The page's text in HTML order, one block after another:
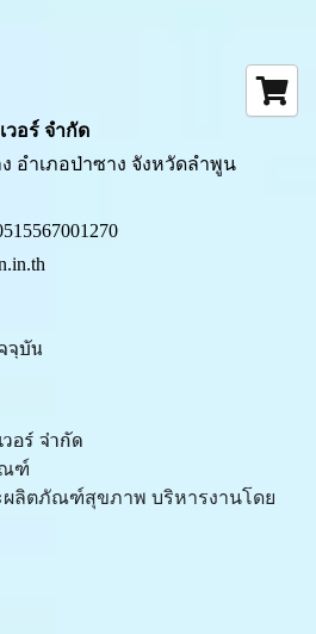
วอร์ จำกัด
อำเภอป่าซาง จังหวัดลำพูน
จุบัน
อร์ จำกัด
ณฑ์
ลิตภัณฑ์สุขภาพ บริหารงานโดย